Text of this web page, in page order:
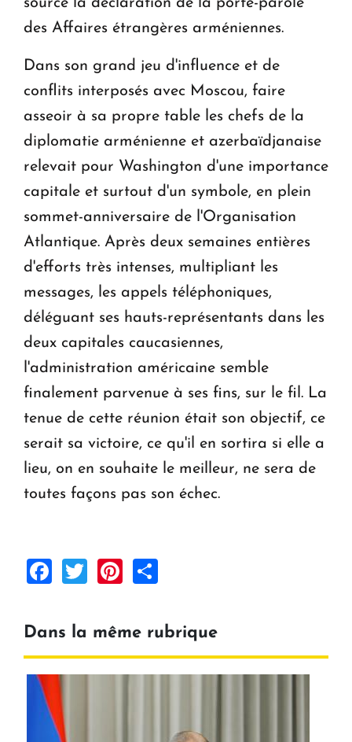
source la déclaration de la porte-parole
des Affaires étrangères arméniennes.
Dans son grand jeu d'influence et de
conflits interposés avec Moscou, faire
asseoir à sa propre table les chefs de la
diplomatie arménienne et azerbaïdjanaise
relevait pour Washington d'une importance
capitale et surtout d'un symbole, en plein
sommet-anniversaire de l'Organisation
Atlantique. Après deux semaines entières
d'efforts très intenses, multipliant les
messages, les appels téléphoniques,
déléguant ses hauts-représentants dans les
deux capitales caucasiennes,
l'administration américaine semble
finalement parvenue à ses fins, sur le fil. La
tenue de cette réunion était son objectif, ce
serait sa victoire, ce qu'il en sortira si elle a
lieu, on en souhaite le meilleur, ne sera de
toutes façons pas son échec.
Facebook
TwitterPinterest
Dans la même rubrique